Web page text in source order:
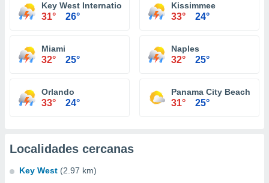
Key West International Airport
31° 26°
Kissimmee
33° 24°
Miami
32° 25°
Naples
32° 25°
Orlando
33° 24°
Panama City Beach
31° 25°
Localidades cercanas
Key West (2.97 km)